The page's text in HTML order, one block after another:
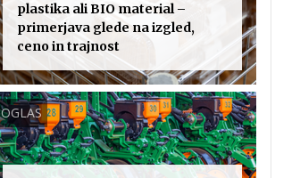
plastika ali BIO material –
primerjava glede na izgled,
ceno in trajnost
OGLAS